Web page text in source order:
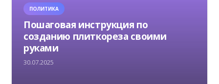
ПОЛИТИКА
Пошаговая инструкция по
созданию плиткореза своими
руками
30.07.2025